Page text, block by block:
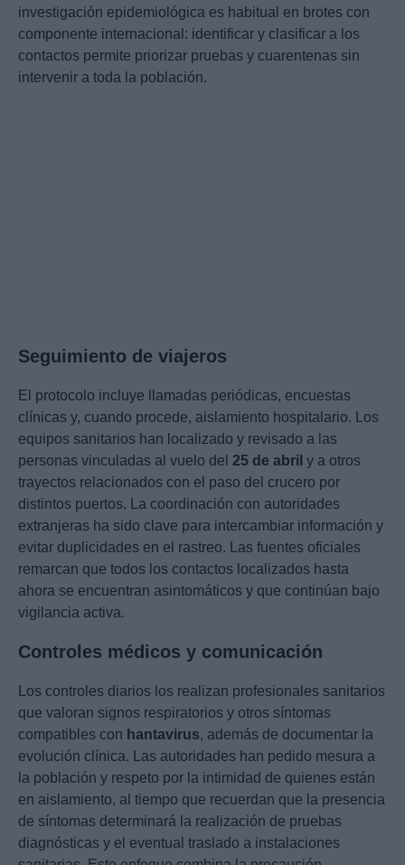
investigación epidemiológica es habitual en brotes con
componente internacional: identificar y clasificar a los
contactos permite priorizar pruebas y cuarentenas sin
intervenir a toda la población.
Seguimiento de viajeros
El protocolo incluye llamadas periódicas, encuestas
clínicas y, cuando procede, aislamiento hospitalario. Los
equipos sanitarios han localizado y revisado a las
personas vinculadas al vuelo del 25 de abril y a otros
trayectos relacionados con el paso del crucero por
distintos puertos. La coordinación con autoridades
extranjeras ha sido clave para intercambiar información y
evitar duplicidades en el rastreo. Las fuentes oficiales
remarcan que todos los contactos localizados hasta
ahora se encuentran asintomáticos y que continúan bajo
vigilancia activa.
Controles médicos y comunicación
Los controles diarios los realizan profesionales sanitarios
que valoran signos respiratorios y otros síntomas
compatibles con hantavirus, además de documentar la
evolución clínica. Las autoridades han pedido mesura a
la población y respeto por la intimidad de quienes están
en aislamiento, al tiempo que recuerdan que la presencia
de síntomas determinará la realización de pruebas
diagnósticas y el eventual traslado a instalaciones